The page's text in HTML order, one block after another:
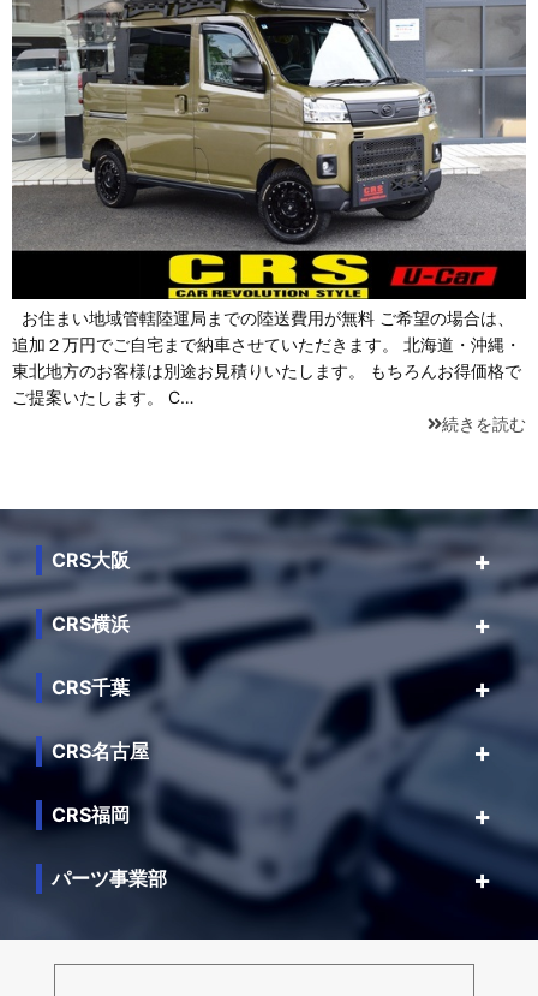
お住まい地域管轄陸運局までの陸送費用が無料 ご希望の場合は、
追加２万円でご自宅まで納車させていただきます。 北海道・沖縄・
東北地方のお客様は別途お見積りいたします。 もちろんお得価格で
ご提案いたします。 C…
続きを読む
CRS大阪
CRS横浜
CRS千葉
CRS名古屋
CRS福岡
パーツ事業部